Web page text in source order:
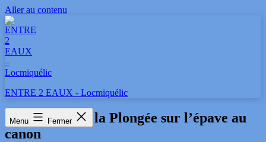
Aller au contenu
ENTRE 2 EAUX - Locmiquélic
Menu Fermer
Annulation de la Plongée sur l’épave au
canon